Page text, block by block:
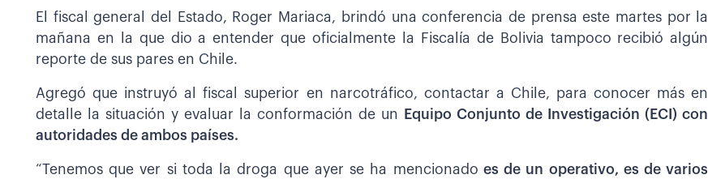
El fiscal general del Estado, Roger Mariaca, brindó una conferencia de prensa este martes por la
mañana en la que dio a entender que oficialmente la Fiscalía de Bolivia tampoco recibió algún
reporte de sus pares en Chile.
Agregó que instruyó al fiscal superior en narcotráfico, contactar a Chile, para conocer más en
detalle la situación y evaluar la conformación de un
Equipo Conjunto de Investigación (ECI) con
autoridades de ambos países.
“Tenemos que ver si toda la droga que ayer se ha mencionado es de un operativo, es de varios